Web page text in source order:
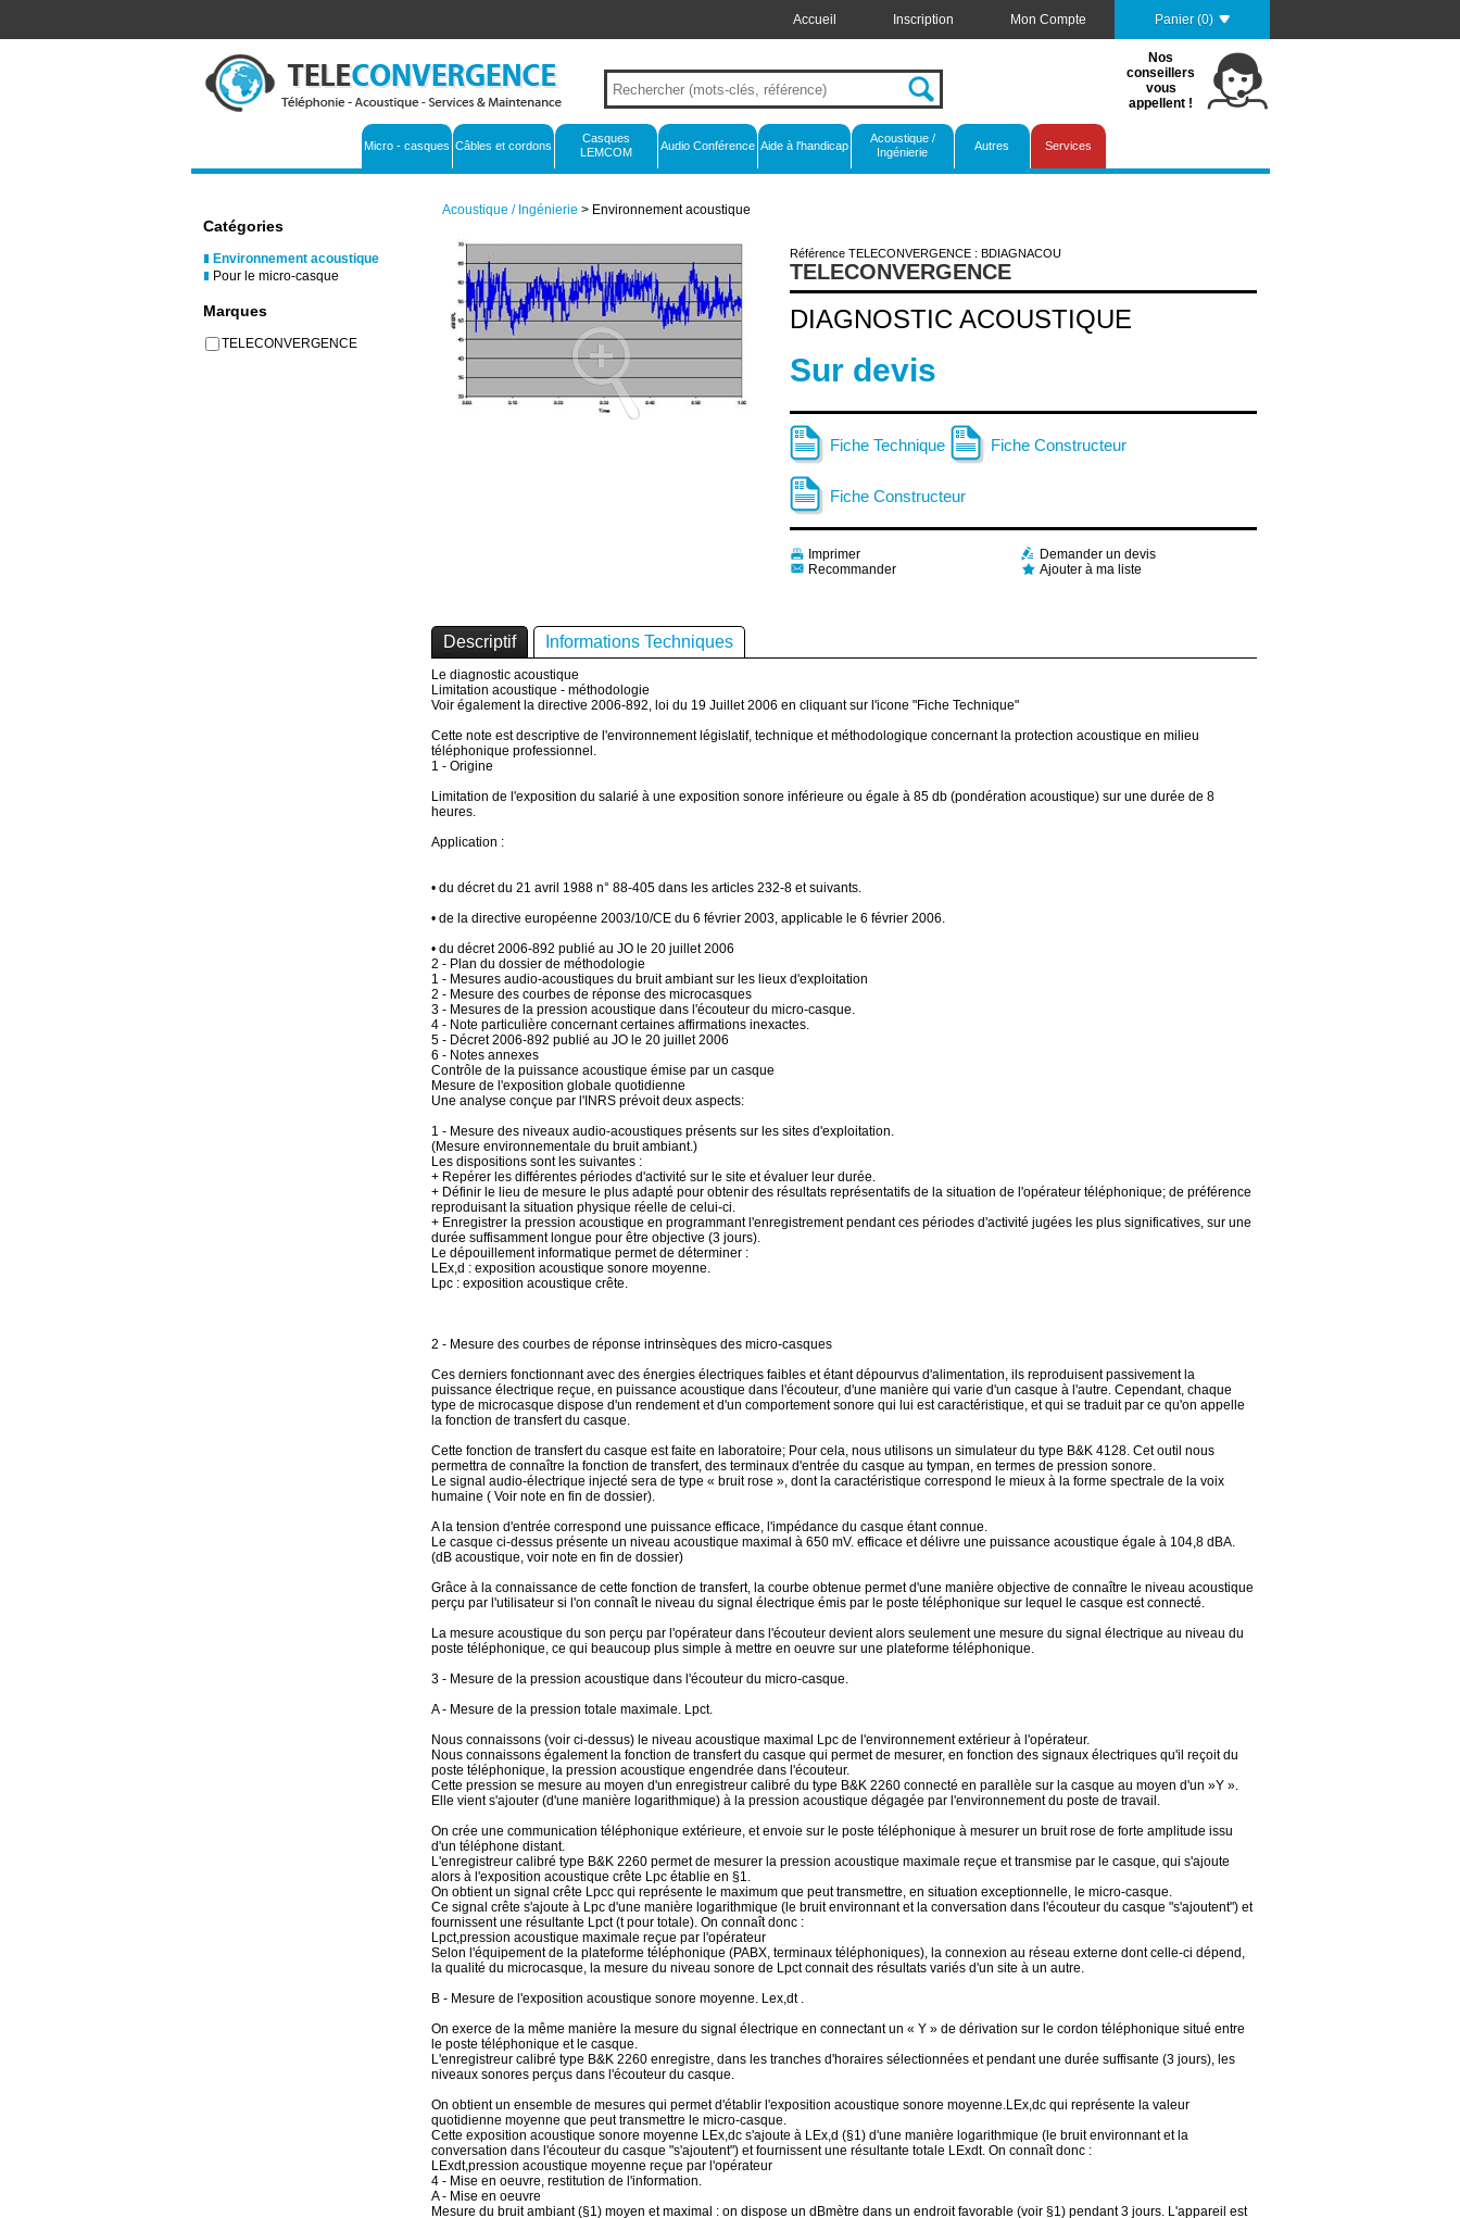
Panier (0)
Accueil Inscription Mon Compte
Nos
conseillers
vous
appellent !
Micro - casques Câbles et cordons
Casques
LEMCOM
Audio Conférence Aide à l'handicap
Acoustique /
Ingénierie
Autres Services
Catégories
Environnement acoustique
Pour le micro-casque
Marques
TELECONVERGENCE
Acoustique / Ingénierie > Environnement acoustique
Référence TELECONVERGENCE : BDIAGNACOU
TELECONVERGENCE
DIAGNOSTIC ACOUSTIQUE
Sur devis
Fiche Technique Fiche Constructeur
Fiche Constructeur
Imprimer
Demander un devis
Recommander
Ajouter à ma liste
Descriptif Informations Techniques
Le diagnostic acoustique
Limitation acoustique - méthodologie
Voir également la directive 2006-892, loi du 19 Juillet 2006 en cliquant sur l'icone "Fiche Technique"
Cette note est descriptive de l'environnement législatif, technique et méthodologique concernant la protection acoustique en milieu
téléphonique professionnel.
1 - Origine
Limitation de l'exposition du salarié à une exposition sonore inférieure ou égale à 85 db (pondération acoustique) sur une durée de 8
heures.
Application :
• du décret du 21 avril 1988 n° 88-405 dans les articles 232-8 et suivants.
• de la directive européenne 2003/10/CE du 6 février 2003, applicable le 6 février 2006.
• du décret 2006-892 publié au JO le 20 juillet 2006
2 - Plan du dossier de méthodologie
1 - Mesures audio-acoustiques du bruit ambiant sur les lieux d'exploitation
2 - Mesure des courbes de réponse des microcasques
3 - Mesures de la pression acoustique dans l'écouteur du micro-casque.
4 - Note particulière concernant certaines affirmations inexactes.
5 - Décret 2006-892 publié au JO le 20 juillet 2006
6 - Notes annexes
Contrôle de la puissance acoustique émise par un casque
Mesure de l'exposition globale quotidienne
Une analyse conçue par l'INRS prévoit deux aspects:
1 - Mesure des niveaux audio-acoustiques présents sur les sites d'exploitation.
(Mesure environnementale du bruit ambiant.)
Les dispositions sont les suivantes :
+ Repérer les différentes périodes d'activité sur le site et évaluer leur durée.
+ Définir le lieu de mesure le plus adapté pour obtenir des résultats représentatifs de la situation de l'opérateur téléphonique; de préférence
reproduisant la situation physique réelle de celui-ci.
+ Enregistrer la pression acoustique en programmant l'enregistrement pendant ces périodes d'activité jugées les plus significatives, sur une
durée suffisamment longue pour être objective (3 jours).
Le dépouillement informatique permet de déterminer :
LEx,d : exposition acoustique sonore moyenne.
Lpc : exposition acoustique crête.
2 - Mesure des courbes de réponse intrinsèques des micro-casques
Ces derniers fonctionnant avec des énergies électriques faibles et étant dépourvus d'alimentation, ils reproduisent passivement la
puissance électrique reçue, en puissance acoustique dans l'écouteur, d'une manière qui varie d'un casque à l'autre. Cependant, chaque
type de microcasque dispose d'un rendement et d'un comportement sonore qui lui est caractéristique, et qui se traduit par ce qu'on appelle
la fonction de transfert du casque.
Cette fonction de transfert du casque est faite en laboratoire; Pour cela, nous utilisons un simulateur du type B&K 4128. Cet outil nous
permettra de connaître la fonction de transfert, des terminaux d'entrée du casque au tympan, en termes de pression sonore.
Le signal audio-électrique injecté sera de type « bruit rose », dont la caractéristique correspond le mieux à la forme spectrale de la voix
humaine ( Voir note en fin de dossier).
A la tension d'entrée correspond une puissance efficace, l'impédance du casque étant connue.
Le casque ci-dessus présente un niveau acoustique maximal à 650 mV. efficace et délivre une puissance acoustique égale à 104,8 dBA.
(dB acoustique, voir note en fin de dossier)
Grâce à la connaissance de cette fonction de transfert, la courbe obtenue permet d'une manière objective de connaître le niveau acoustique
perçu par l'utilisateur si l'on connaît le niveau du signal électrique émis par le poste téléphonique sur lequel le casque est connecté.
La mesure acoustique du son perçu par l'opérateur dans l'écouteur devient alors seulement une mesure du signal électrique au niveau du
poste téléphonique, ce qui beaucoup plus simple à mettre en oeuvre sur une plateforme téléphonique.
3 - Mesure de la pression acoustique dans l'écouteur du micro-casque.
A - Mesure de la pression totale maximale. Lpct.
Nous connaissons (voir ci-dessus) le niveau acoustique maximal Lpc de l'environnement extérieur à l'opérateur.
Nous connaissons également la fonction de transfert du casque qui permet de mesurer, en fonction des signaux électriques qu'il reçoit du
poste téléphonique, la pression acoustique engendrée dans l'écouteur.
Cette pression se mesure au moyen d'un enregistreur calibré du type B&K 2260 connecté en parallèle sur la casque au moyen d'un »Y ».
Elle vient s'ajouter (d'une manière logarithmique) à la pression acoustique dégagée par l'environnement du poste de travail.
On crée une communication téléphonique extérieure, et envoie sur le poste téléphonique à mesurer un bruit rose de forte amplitude issu
d'un téléphone distant.
L'enregistreur calibré type B&K 2260 permet de mesurer la pression acoustique maximale reçue et transmise par le casque, qui s'ajoute
alors à l'exposition acoustique crête Lpc établie en §1.
On obtient un signal crête Lpcc qui représente le maximum que peut transmettre, en situation exceptionnelle, le micro-casque.
Ce signal crête s'ajoute à Lpc d'une manière logarithmique (le bruit environnant et la conversation dans l'écouteur du casque "s'ajoutent") et
fournissent une résultante Lpct (t pour totale). On connaît donc :
Lpct,pression acoustique maximale reçue par l'opérateur
Selon l'équipement de la plateforme téléphonique (PABX, terminaux téléphoniques), la connexion au réseau externe dont celle-ci dépend,
la qualité du microcasque, la mesure du niveau sonore de Lpct connait des résultats variés d'un site à un autre.
B - Mesure de l'exposition acoustique sonore moyenne. Lex,dt .
On exerce de la même manière la mesure du signal électrique en connectant un « Y » de dérivation sur le cordon téléphonique situé entre
le poste téléphonique et le casque.
L'enregistreur calibré type B&K 2260 enregistre, dans les tranches d'horaires sélectionnées et pendant une durée suffisante (3 jours), les
niveaux sonores perçus dans l'écouteur du casque.
On obtient un ensemble de mesures qui permet d'établir l'exposition acoustique sonore moyenne.LEx,dc qui représente la valeur
quotidienne moyenne que peut transmettre le micro-casque.
Cette exposition acoustique sonore moyenne LEx,dc s'ajoute à LEx,d (§1) d'une manière logarithmique (le bruit environnant et la
conversation dans l'écouteur du casque "s'ajoutent") et fournissent une résultante totale LExdt. On connaît donc :
LExdt,pression acoustique moyenne reçue par l'opérateur
4 - Mise en oeuvre, restitution de l'information.
A - Mise en oeuvre
Mesure du bruit ambiant (§1) moyen et maximal : on dispose un dBmètre dans un endroit favorable (voir §1) pendant 3 jours. L'appareil est